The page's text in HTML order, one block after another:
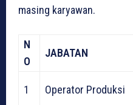
masing karyawan.
N
O
JABATAN
1 Operator Produksi